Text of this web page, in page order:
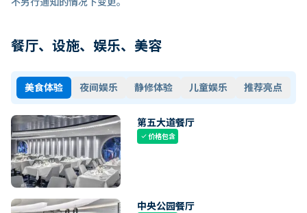
餐厅、设施、娱乐、美容
美食体验 夜间娱乐 静修体验 儿童娱乐 推荐亮点
第五大道餐厅
check价格包含
中央公园餐厅